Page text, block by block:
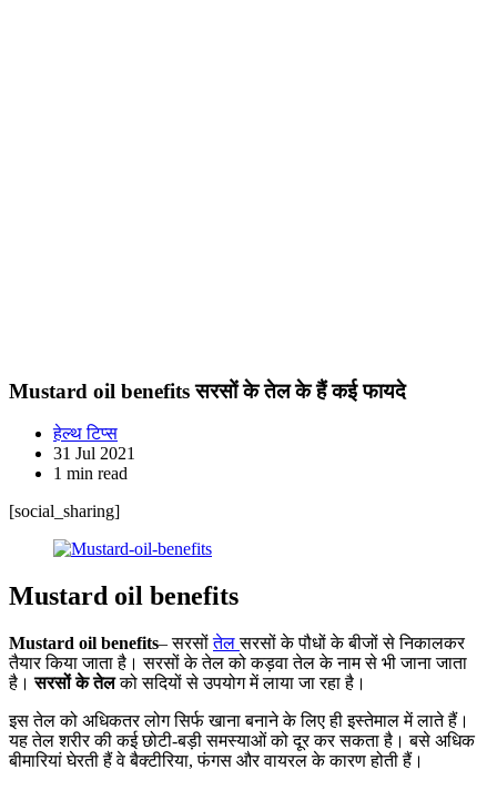
Mustard oil benefits सरसों के तेल के हैं कई फायदे
हेल्थ टिप्स
31 Jul 2021
1 min read
[social_sharing]
Mustard oil benefits
Mustard oil benefits– सरसोंतेलसरसों के पौधों के बीजों से निकालकर
तैयार किया जाता है। सरसों के तेल को कड़वा तेल के नाम से भी जाना जाता
है।सरसों के तेलको सदियों से उपयोग में लाया जा रहा है।
इस तेल को अधिकतर लोग सिर्फ खाना बनाने के लिए ही इस्तेमाल में लाते हैं।
यह तेल शरीर की कई छोटी-बड़ी समस्याओं को दूर कर सकता है। बसे अधिक
बीमारियां घेरती हैं वे बैक्टीरिया, फंगस और वायरल के कारण होती हैं।